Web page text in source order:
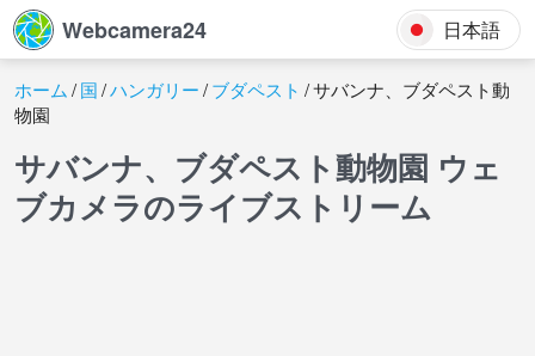
Webcamera24 日本語
ホーム 国 ハンガリー ブダペスト
サバンナ、ブダペスト動
物園
サバンナ、ブダペスト動物園 ウェ
ブカメラのライブストリーム